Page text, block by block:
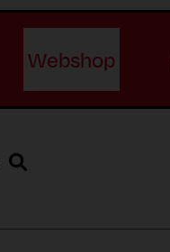
Webshop